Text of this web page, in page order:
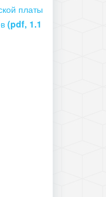
платы
(pdf, 1.1